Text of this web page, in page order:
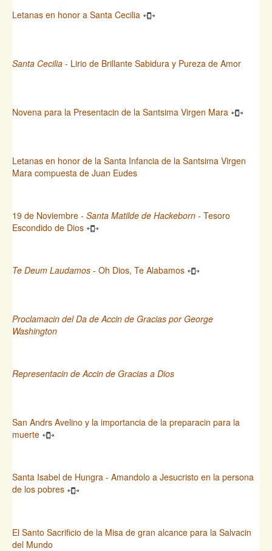
Letanas en honor a Santa Cecilia
Santa Cecilia - Lirio de Brillante Sabidura y Pureza de Amor
Novena para la Presentacin de la Santsima Virgen Mara
Letanas en honor de la Santa Infancia de la Santsima Virgen
Mara compuesta de Juan Eudes
19 de Noviembre - Santa Matilde de Hackeborn - Tesoro
Escondido de Dios
Te Deum Laudamos - Oh Dios, Te Alabamos
Proclamacin del Da de Accin de Gracias por George
Washington
Representacin de Accin de Gracias a Dios
San Andrs Avelino y la importancia de la preparacin para la
muerte
Santa Isabel de Hungra - Amandolo a Jesucristo en la persona
de los pobres
El Santo Sacrificio de la Misa de gran alcance para la Salvacin
del Mundo